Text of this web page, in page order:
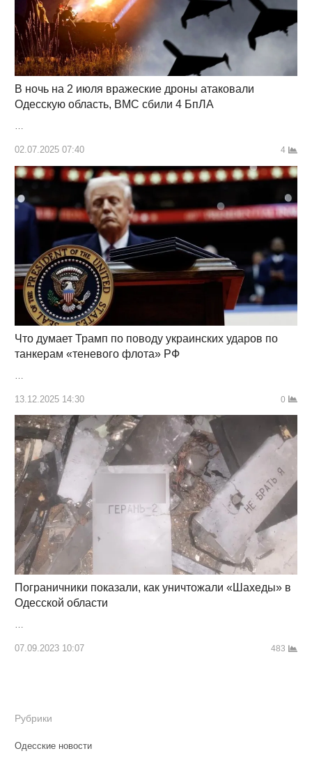
В ночь на 2 июля вражеские дроны атаковали
Одесскую область, ВМС сбили 4 БпЛА
…
02.07.2025 07:40 4
Что думает Трамп по поводу украинских ударов по
танкерам «теневого флота» РФ
13.12.2025 14:30 0
Пограничники показали, как уничтожали «Шахеды» в
Одесской области
07.09.2023 10:07 483
Рубрики
Одесские новости